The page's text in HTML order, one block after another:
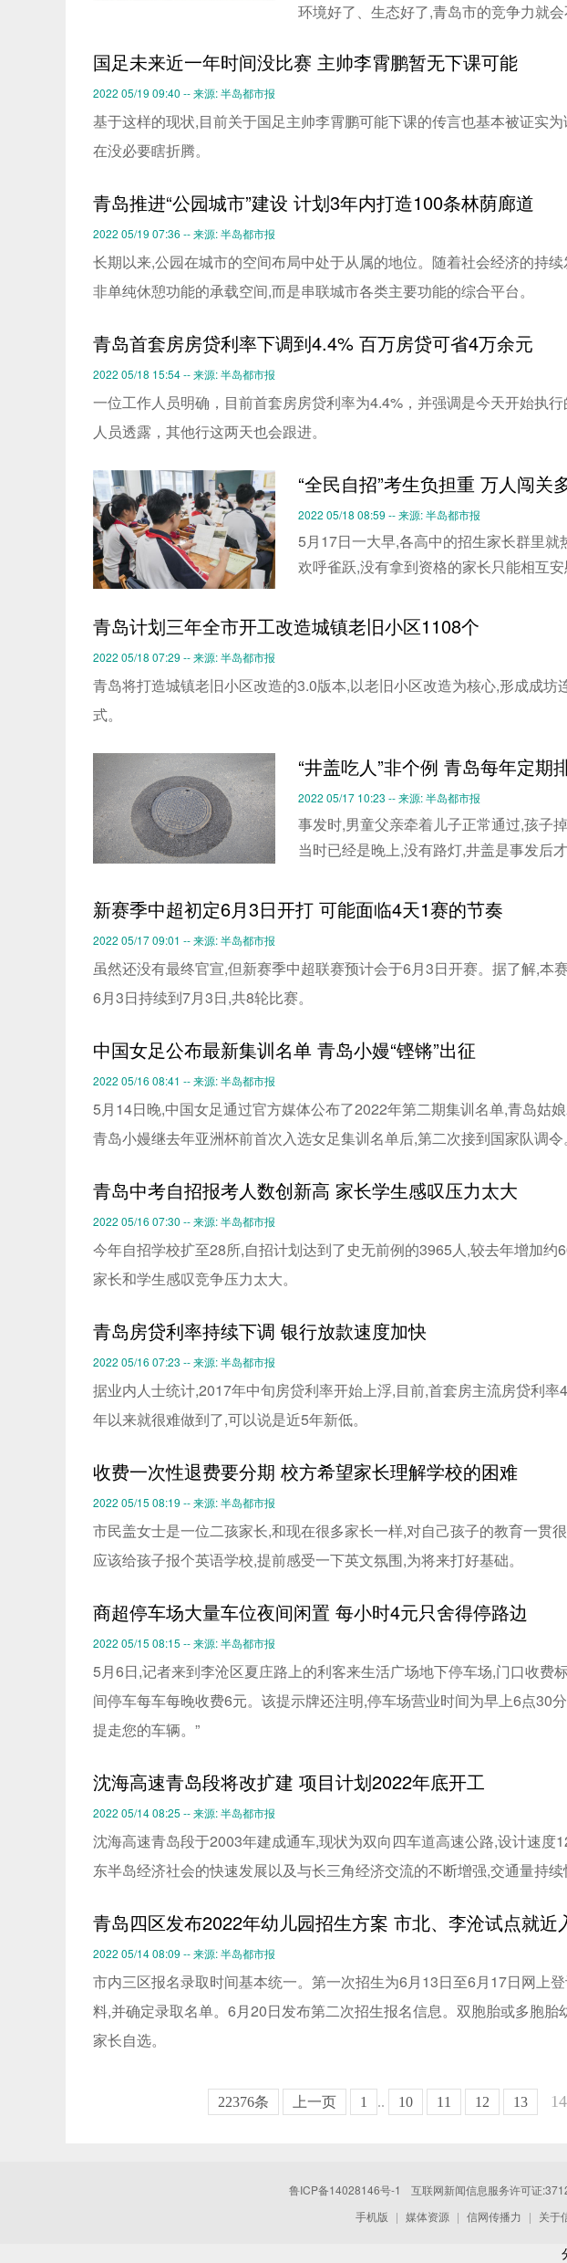
环境好了、生态好了,青岛市的竞争力就会
国足未来近一年时间没比赛 主帅李霄鹏暂无下课可能
2022 05/19 09:40 -- 来源: 半岛都市报
基于这样的现状,目前关于国足主帅李霄鹏可能下课的传言也基本被证实
在没必要瞎折腾。
青岛推进“公园城市”建设 计划3年内打造100条林荫廊道
2022 05/19 07:36 -- 来源: 半岛都市报
长期以来,公园在城市的空间布局中处于从属的地位。随着社会经济的持
非单纯休憩功能的承载空间,而是串联城市各类主要功能的综合平台。
青岛首套房房贷利率下调到4.4% 百万房贷可省4万余元
2022 05/18 15:54 -- 来源: 半岛都市报
一位工作人员明确，目前首套房房贷利率为4.4%，并强调是今天开始执
人员透露，其他行这两天也会跟进。
“全民自招”考生负担重 万人闯关
2022 05/18 08:59 -- 来源: 半岛都市报
5月17日一大早,各高中的招生家长群里
欢呼雀跃,没有拿到资格的家长只能相互安
青岛计划三年全市开工改造城镇老旧小区1108个
2022 05/18 07:29 -- 来源: 半岛都市报
青岛将打造城镇老旧小区改造的3.0版本,以老旧小区改造为核心,形成成坊
式。
“井盖吃人”非个例 青岛每年定期
2022 05/17 10:23 -- 来源: 半岛都市报
事发时,男童父亲牵着儿子正常通过,孩子
当时已经是晚上,没有路灯,井盖是事发后才
新赛季中超初定6月3日开打 可能面临4天1赛的节奏
2022 05/17 09:01 -- 来源: 半岛都市报
虽然还没有最终官宣,但新赛季中超联赛预计会于6月3日开赛。据了解,本
6月3日持续到7月3日,共8轮比赛。
中国女足公布最新集训名单 青岛小嫚“铿锵”出征
2022 05/16 08:41 -- 来源: 半岛都市报
5月14日晚,中国女足通过官方媒体公布了2022年第二期集训名单,青岛姑
青岛小嫚继去年亚洲杯前首次入选女足集训名单后,第二次接到国家队调令。
青岛中考自招报考人数创新高 家长学生感叹压力太大
2022 05/16 07:30 -- 来源: 半岛都市报
今年自招学校扩至28所,自招计划达到了史无前例的3965人,较去年增加约
家长和学生感叹竞争压力太大。
青岛房贷利率持续下调 银行放款速度加快
2022 05/16 07:23 -- 来源: 半岛都市报
据业内人士统计,2017年中旬房贷利率开始上浮,目前,首套房主流房贷利
年以来就很难做到了,可以说是近5年新低。
收费一次性退费要分期 校方希望家长理解学校的困难
2022 05/15 08:19 -- 来源: 半岛都市报
市民盖女士是一位二孩家长,和现在很多家长一样,对自己孩子的教育一贯
应该给孩子报个英语学校,提前感受一下英文氛围,为将来打好基础。
商超停车场大量车位夜间闲置 每小时4元只舍得停路边
2022 05/15 08:15 -- 来源: 半岛都市报
5月6日,记者来到李沧区夏庄路上的利客来生活广场地下停车场,门口收费
间停车每车每晚收费6元。该提示牌还注明,停车场营业时间为早上6点30
提走您的车辆。”
沈海高速青岛段将改扩建 项目计划2022年底开工
2022 05/14 08:25 -- 来源: 半岛都市报
沈海高速青岛段于2003年建成通车,现状为双向四车道高速公路,设计速度
东半岛经济社会的快速发展以及与长三角经济交流的不断增强,交通量持续
青岛四区发布2022年幼儿园招生方案 市北、李沧试点就近
2022 05/14 08:09 -- 来源: 半岛都市报
市内三区报名录取时间基本统一。第一次招生为6月13日至6月17日网上
料,并确定录取名单。6月20日发布第二次招生报名信息。双胞胎或多胞胎
家长自选。
22376条 上一页 1 .. 10 11 12 13 14
鲁ICP备14028146号-1 互联网新闻信息服务许可证
手机版 | 媒体资源 | 信网传播力 | 关于